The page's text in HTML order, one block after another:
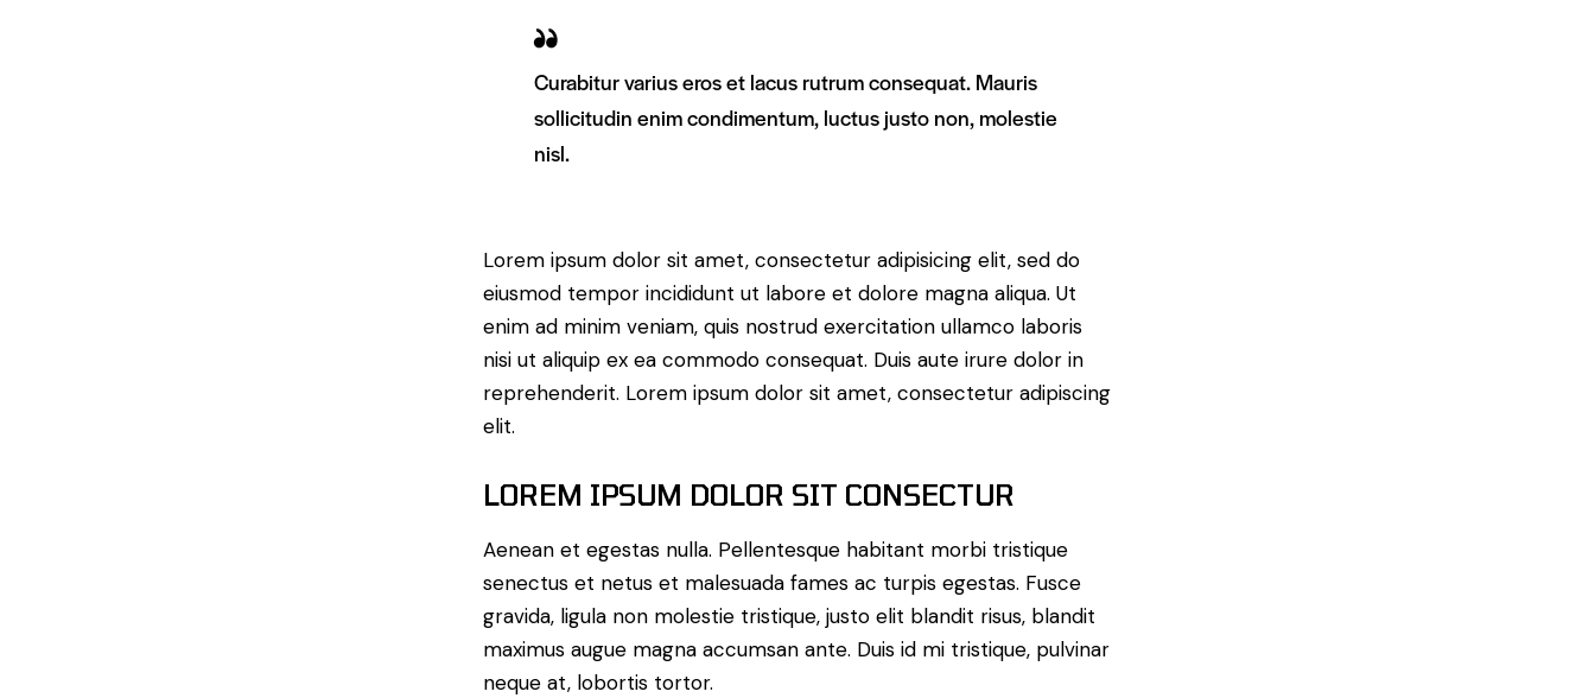
Curabitur varius eros et lacus rutrum consequat. Mauris
sollicitudin enim condimentum, luctus justo non, molestie
nisl.
Lorem ipsum dolor sit amet, consectetur adipisicing elit, sed do
eiusmod tempor incididunt ut labore et dolore magna aliqua. Ut
enim ad minim veniam, quis nostrud exercitation ullamco laboris
nisi ut aliquip ex ea commodo consequat. Duis aute irure dolor in
reprehenderit. Lorem ipsum dolor sit amet, consectetur adipiscing
elit.
LOREM IPSUM DOLOR SIT CONSECTUR
Aenean et egestas nulla. Pellentesque habitant morbi tristique
senectus et netus et malesuada fames ac turpis egestas. Fusce
gravida, ligula non molestie tristique, justo elit blandit risus, blandit
maximus augue magna accumsan ante. Duis id mi tristique, pulvinar
neque at, lobortis tortor.